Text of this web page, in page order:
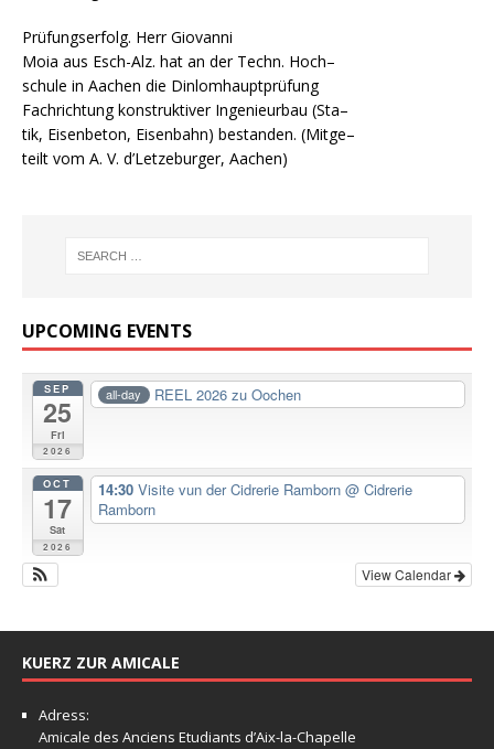
Prüfungserfolg. Herr Giovanni
Moia aus Esch-Alz. hat an der Techn. Hoch–
schule in Aachen die Dinlomhauptprüfung
Fachrichtung konstruktiver Ingenieurbau (Sta–
tik, Eisenbeton, Eisenbahn) bestanden. (Mitge–
teilt vom A. V. d’Letzeburger, Aachen)
UPCOMING EVENTS
SEP
25
Fri
2026
all-day REEL 2026 zu Oochen
OCT
17
Sat
2026
14:30 Visite vun der Cidrerie Ramborn @ Cidrerie
Ramborn
View Calendar
KUERZ ZUR AMICALE
Adress:
Amicale des Anciens Etudiants d’Aix-la-Chapelle